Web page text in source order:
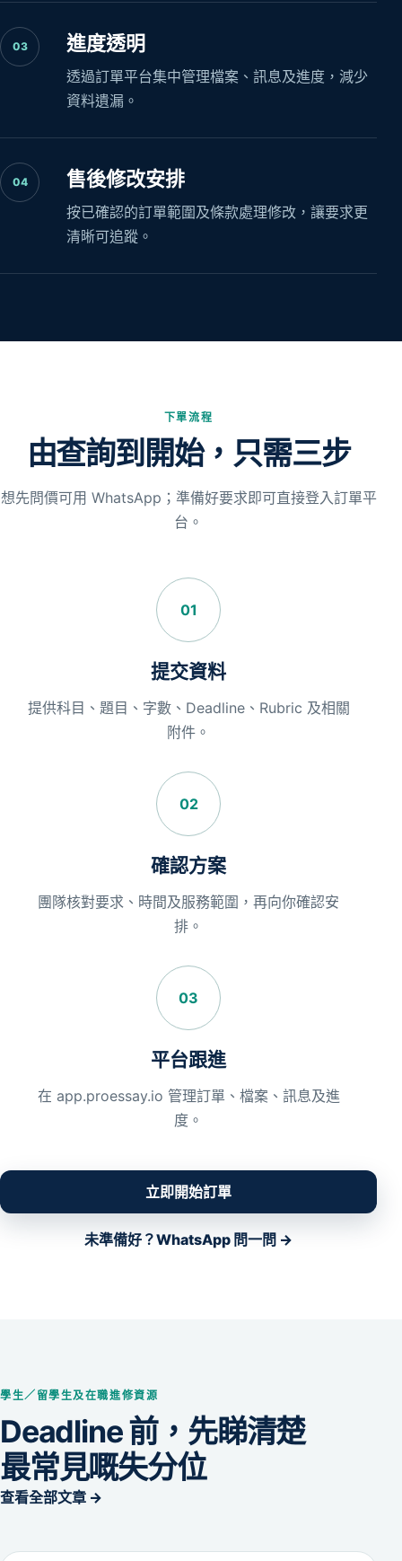
03 進度透明
透過訂單平台集中管理檔案、訊息及進度，減少
資料遺漏。
04 售後修改安排
按已確認的訂單範圍及條款處理修改，讓要求更
清晰可追蹤。
下單流程
由查詢到開始，只需三步
想先問價可用 WhatsApp；準備好要求即可直接登入訂單平
台。
01
提交資料
提供科目、題目、字數、Deadline、Rubric 及相關
附件。
02
確認方案
團隊核對要求、時間及服務範圍，再向你確認安
排。
03
平台跟進
在 app.proessay.io 管理訂單、檔案、訊息及進
度。
立即開始訂單
未準備好？WhatsApp 問一問 →
學生／留學生及在職進修資源
Deadline 前，先睇清楚
最常見嘅失分位
查看全部文章 →